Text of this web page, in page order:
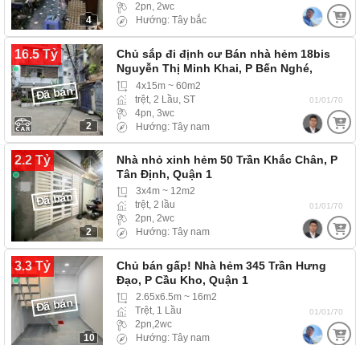
4
2pn, 2wc
Hướng: Tây bắc
16.5 Tỷ
2
Đã bán
Chủ sắp đi định cư Bán nhà hẻm 18bis
Nguyễn Thị Minh Khai, P Bến Nghé,
Quận…4x15m ~ 60m2
trệt, 2 Lầu, ST
4pn, 3wc
Hướng: Tây nam
01/01/70
2.2 Tỷ
2
Đã bán
Nhà nhỏ xinh hẻm 50 Trần Khắc Chân, P
Tân Định, Quận 1
3x4m ~ 12m2
trệt, 2 lầu
2pn, 2wc
Hướng: Tây nam
01/01/70
3.3 Tỷ
10
Đã bán
Chủ bán gấp! Nhà hẻm 345 Trần Hưng
Đạo, P Cầu Kho, Quận 1
2.65x6.5m ~ 16m2
Trệt, 1 Lầu
2pn,2wc
Hướng: Tây nam
01/01/70